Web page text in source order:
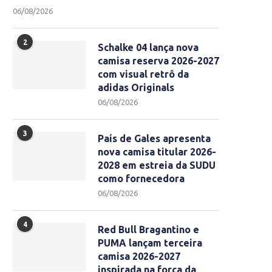
06/08/2026
2
Schalke 04 lança nova
camisa reserva 2026-2027
com visual retrô da
adidas Originals
06/08/2026
3
País de Gales apresenta
nova camisa titular 2026-
2028 em estreia da SUDU
como fornecedora
06/08/2026
4
Red Bull Bragantino e
PUMA lançam terceira
camisa 2026-2027
inspirada na força da